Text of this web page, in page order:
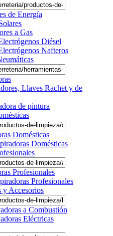
de Energía
a Gas
Diésel
Nafteros
Llaves Rachet y de
de pintura
Domésticas
Domésticas
Profesionales
Profesionales
y Accesorios
a Combustión
Eléctricas